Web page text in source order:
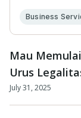
Business
Mau
Urus
July 31, 2025